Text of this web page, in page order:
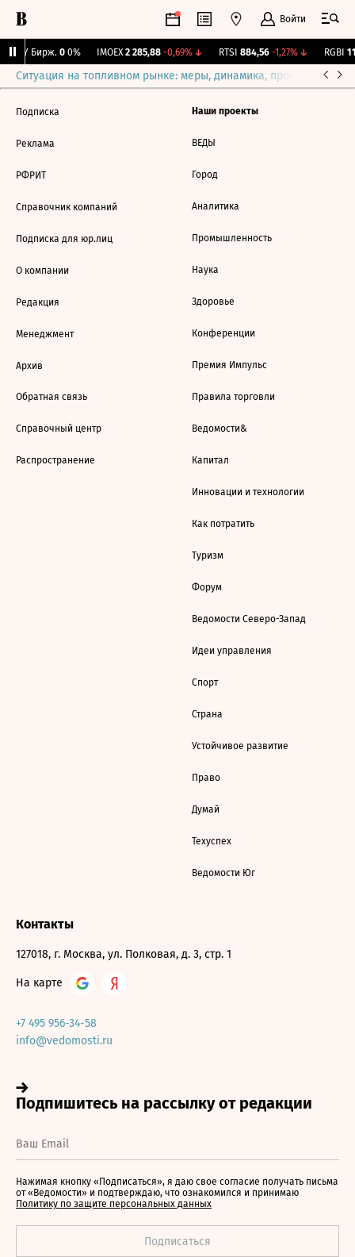
Войти
CNY Бирж. 0 0% IMOEX 2 285,88 -0,69%↓ RTSI 884,56 -1,27%↓ RGBI
Ситуация на топливном рынке: меры, динамика, прогнозы
Подписка
Реклама
РФРИТ
Справочник компаний
Подписка для юр.лиц
О компании
Редакция
Менеджмент
Архив
Обратная связь
Справочный центр
Распространение
Наши проекты
ВЕДЫ
Город
Аналитика
Промышленность
Наука
Здоровье
Конференции
Премия Импульс
Правила торговли
Ведомости&
Капитал
Инновации и технологии
Как потратить
Туризм
Форум
Ведомости Северо-Запад
Идеи управления
Спорт
Страна
Устойчивое развитие
Право
Думай
Техуспех
Ведомости Юг
Контакты
127018, г. Москва, ул. Полковая, д. 3, стр. 1
На карте
+7 495 956-34-58
info@vedomosti.ru
Нажимая кнопку «Подписаться», я даю свое согласие получать письма
от «Ведомости» и подтверждаю, что ознакомился и принимаю
Политику по защите персональных данных